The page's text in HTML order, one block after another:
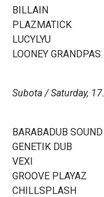
BILLAIN
PLAZMATICK
LUCYLYU
LOONEY GRANDPAS
Subota / Saturday,
BARABADUB
GENETIK DUB
VEXI
GROOVE PLAYAZ
CHILLSPLASH